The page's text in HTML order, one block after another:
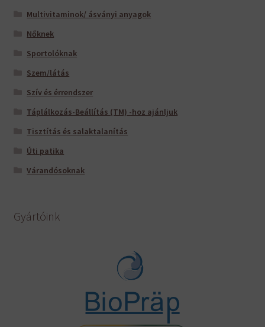
Multivitaminok/ ásványi anyagok
Nőknek
Sportolóknak
Szem/látás
Szív és érrendszer
Táplálkozás-Beállítás (TM) -hoz ajánljuk
Tisztítás és salaktalanítás
Úti patika
Várandósoknak
Gyártóink